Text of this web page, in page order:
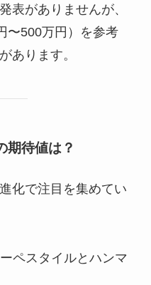
表がありませんが、
〜500万円）を参考
あります。
期待値は？
化で注目を集めてい
ペスタイルとハンマ